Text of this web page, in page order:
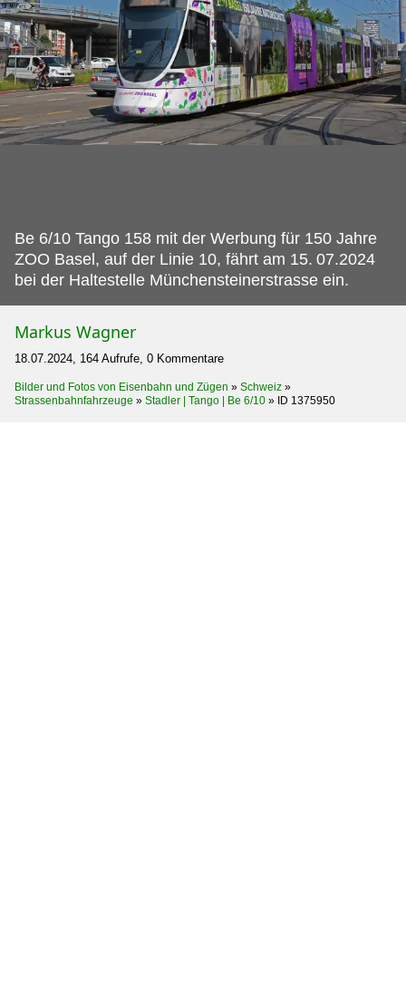
Be 6/10 Tango 158 mit der Werbung für 150 Jahre
ZOO Basel, auf der Linie 10, fährt am 15. 07.2024
bei der Haltestelle Münchensteinerstrasse ein.
Markus Wagner
18.07.2024, 164 Aufrufe, 0 Kommentare
Bilder und Fotos von Eisenbahn und Zügen » Schweiz »
Strassenbahnfahrzeuge » Stadler | Tango | Be 6/10 » ID 1375950